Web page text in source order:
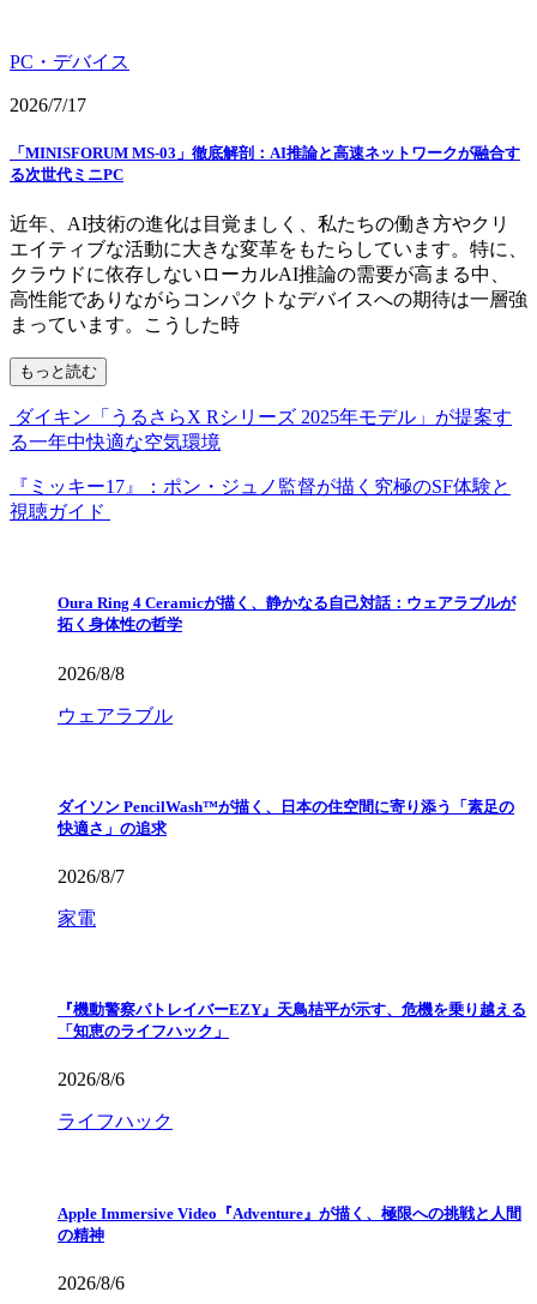
PC・デバイス
2026/7/17
「MINISFORUM MS-03」徹底解剖：AI推論と高速ネットワークが融合す
る次世代ミニPC
近年、AI技術の進化は目覚ましく、私たちの働き方やクリ
エイティブな活動に大きな変革をもたらしています。特に、
クラウドに依存しないローカルAI推論の需要が高まる中、
高性能でありながらコンパクトなデバイスへの期待は一層強
まっています。こうした時
もっと読む
ダイキン「うるさらX Rシリーズ 2025年モデル」が提案す
る一年中快適な空気環境
『ミッキー17』：ポン・ジュノ監督が描く究極のSF体験と
視聴ガイド
Oura Ring 4 Ceramicが描く、静かなる自己対話：ウェアラブルが
拓く身体性の哲学
2026/8/8
ウェアラブル
ダイソン PencilWash™が描く、日本の住空間に寄り添う「素足の
快適さ」の追求
2026/8/7
家電
『機動警察パトレイバーEZY』天鳥桔平が示す、危機を乗り越える
「知恵のライフハック」
2026/8/6
ライフハック
Apple Immersive Video『Adventure』が描く、極限への挑戦と人間
の精神
2026/8/6